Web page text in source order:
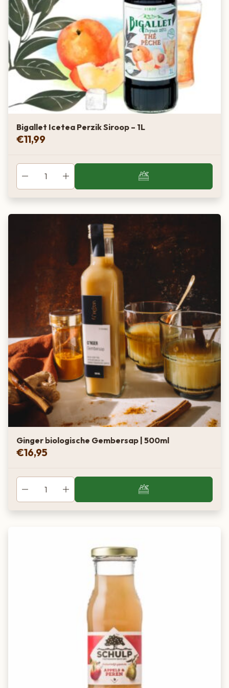
1 deel siroop op 8 delen (plat/bruisend) water
Houdbaarheid
Deze siroop is (óók na opening) minimaal 2 jaar houdbaar,
buiten de koelkast in een donker kastje.
Ingrediënten
Suiker
Water
Geconcentreerde vruchtensappen (kersen-zure kersen
Deze siroop bevatgeenlactose en gluten.
“Geniet van Bigallets traditionele fruitige Kersen Siroop.”
Ontdek Bigallet Kersen (Cerise)
Siroop
Deze Franse Kersen siroop van Bigallet smaakt prikkelend
zoetzuur en heeft een delicate parfum van morellen kersen.
Echt een aanrader als je eens wat anders wil dan traditionele
smaken als cassis of aardbei.
Er zitten nul komma nul conserveringsmiddelen in de kersen
siroop is daarnaast verpakt in een mooie glazen fles. Zo blijft
de kersen siroop gegarandeerd lang goed!
Deze kersen limonadesiroop van Bigallet heeft een
donkerrode kleur en ruikt naar verse kersenbloesem. Voor
de perfecte kersen limonade adviseren we je om 1 deel
siroop te mengen met 8 delen plat of bruisend water. Dat
wordt een heerlijk glas kersen limonade!
Aanbevolen mengverhouding
Bigallet Icetea Perzik Siroop – 1L
€11,99
Ginger biologische Gembersap | 500ml
€16,95